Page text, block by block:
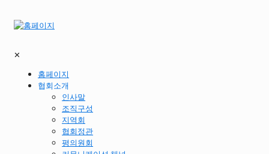
✕
홈페이지
협회소개
인사말
조직구성
지역회
협회정관
평의원회